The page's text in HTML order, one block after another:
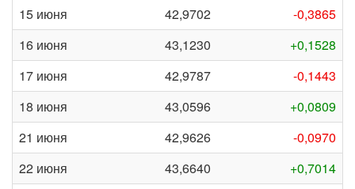
15 июня
42,9702
-0,3865
16 июня
43,1230
+0,1528
17 июня
42,9787
-0,1443
18 июня
43,0596
+0,0809
21 июня
42,9626
-0,0970
22 июня
43,6640
+0,7014